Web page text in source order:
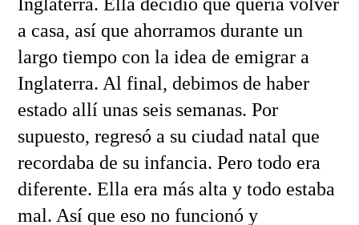
a casa, así que ahorramos durante un
largo tiempo con la idea de emigrar a
Inglaterra. Al final, debimos de haber
estado allí unas seis semanas. Por
supuesto, regresó a su ciudad natal que
recordaba de su infancia. Pero todo era
diferente. Ella era más alta y todo estaba
mal. Así que eso no funcionó y